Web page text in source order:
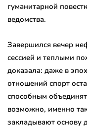
гуманитарной
ведомства.
Завершился вечер
сессией и теплыми
доказала: даже в
отношений спорт
способным
возможно, именно
закладывают основу